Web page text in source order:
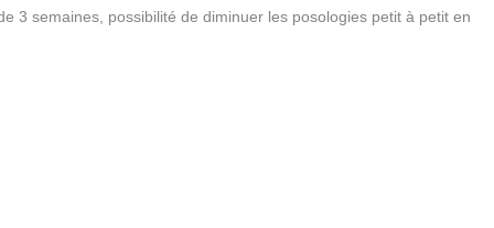
3 semaines, possibilité de diminuer les posologies petit à petit en